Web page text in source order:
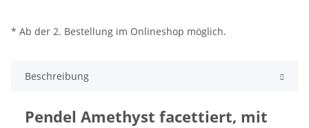
* Ab der 2. Bestellung im Onlineshop möglich.
Beschreibung
Pendel Amethyst facettiert, mit